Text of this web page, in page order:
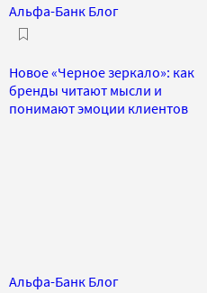
Альфа-Банк Блог
Новое «Черное зеркало»: как
бренды читают мысли и
понимают эмоции клиентов
Альфа-Банк Блог